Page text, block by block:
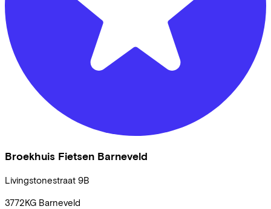
Broekhuis Fietsen Barneveld
Livingstonestraat 9B
3772KG Barneveld